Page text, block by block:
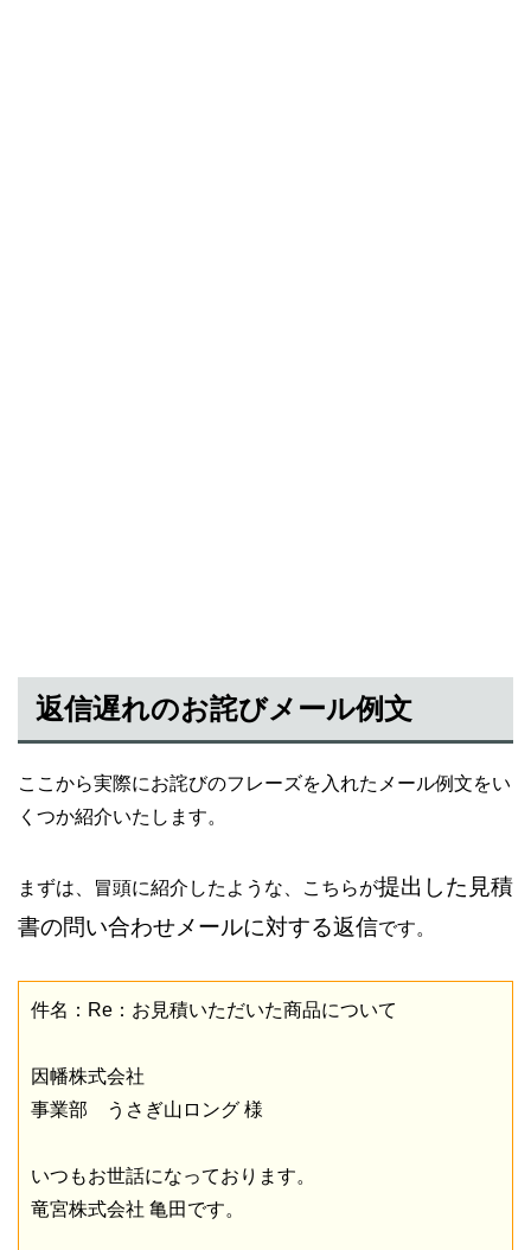
返信遅れのお詫びメール例文
ここから実際にお詫びのフレーズを入れたメール例文をい
くつか紹介いたします。
まずは、冒頭に紹介したような、こちらが提出した見積
書の問い合わせメールに対する返信です。
件名：Re：お見積いただいた商品について
因幡株式会社
事業部 うさぎ山ロング 様
いつもお世話になっております。
竜宮株式会社 亀田です。